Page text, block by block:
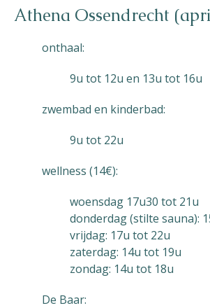
Athena Ossendrecht
onthaal:
9u tot 12u en 13u tot 16u
zwembad en kinderbad:
9u tot 22u
wellness (14€):
woensdag 17u30 tot 21u
donderdag (stilte sauna):
vrijdag: 17u tot 22u
zaterdag: 14u tot 19u
zondag: 14u tot 18u
De Baar: